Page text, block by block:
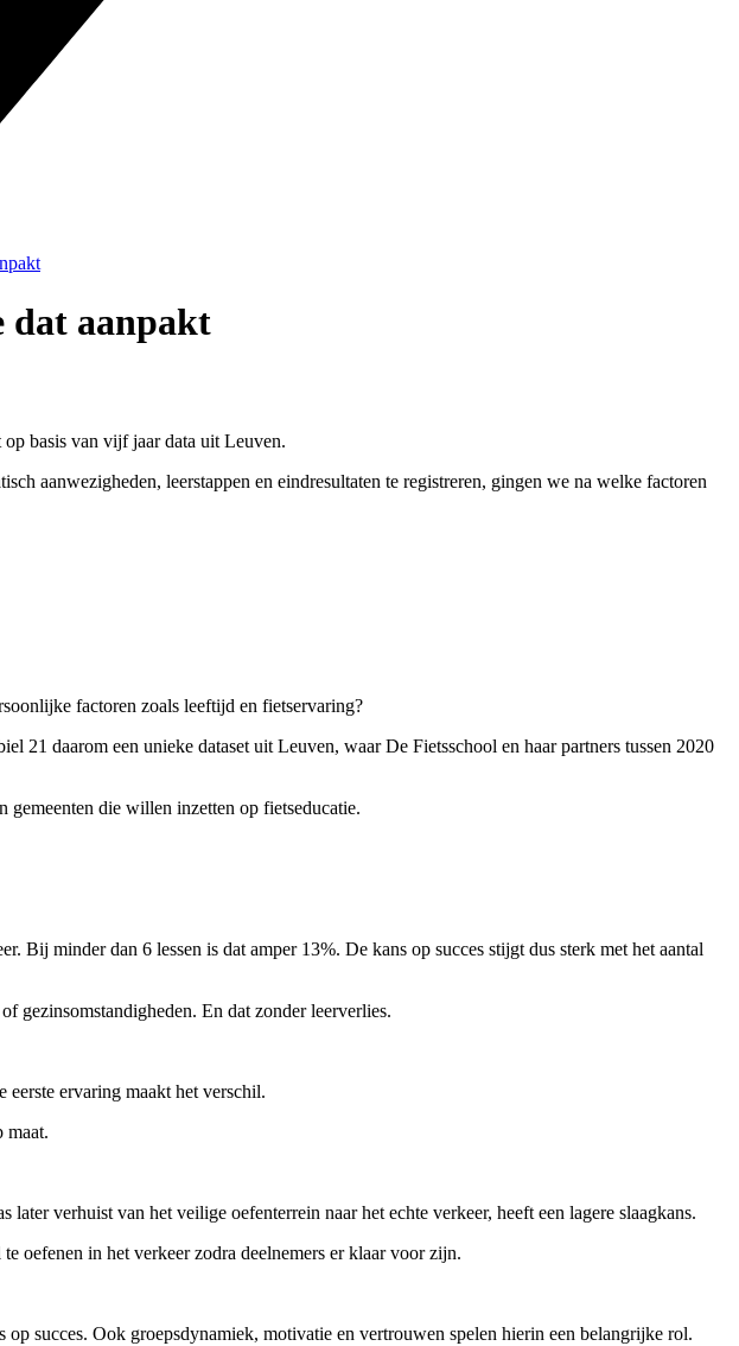
dat aanpakt
basis van vijf jaar data uit Leuven.
aanwezigheden, leerstappen en eindresultaten te registreren, gingen we na welke factoren
factoren zoals leeftijd en fietservaring?
daarom een unieke dataset uit Leuven, waar De Fietsschool en haar partners tussen 2020
die willen inzetten op fietseducatie.
Bij minder dan 6 lessen is dat amper 13%. De kans op succes stijgt dus sterk met het aantal
gezinsomstandigheden. En dat zonder leerverlies.
eerste ervaring maakt het verschil.
maat.
verhuist van het veilige oefenterrein naar het echte verkeer, heeft een lagere slaagkans.
oefenen in het verkeer zodra deelnemers er klaar voor zijn.
succes. Ook groepsdynamiek, motivatie en vertrouwen spelen hierin een belangrijke rol.